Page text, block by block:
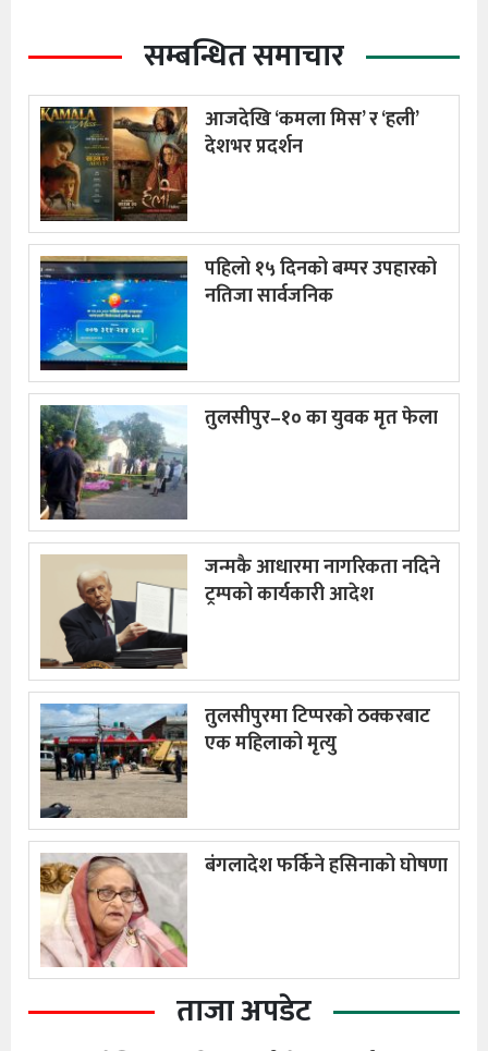
सम्बन्धित समाचार
आजदेखि ‘कमला मिस’ र ‘हली’
देशभर प्रदर्शन
पहिलो १५ दिनको बम्पर उपहारको
नतिजा सार्वजनिक
तुलसीपुर–१० का युवक मृत फेला
जन्मकै आधारमा नागरिकता नदिने
ट्रम्पको कार्यकारी आदेश
तुलसीपुरमा टिप्परको ठक्करबाट
एक महिलाको मृत्यु
बंगलादेश फर्किने हसिनाको घोषणा
ताजा अपडेट